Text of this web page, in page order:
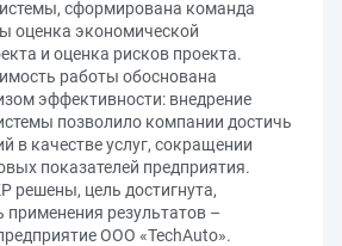
сформирована команда
оценка экономической
и оценка рисков проекта.
работы обоснована
эффективности: внедрение
позволило компании достичь
в качестве услуг, сокращении
показателей предприятия.
решены, цель достигнута,
применения результатов –
ООО «TechAuto».